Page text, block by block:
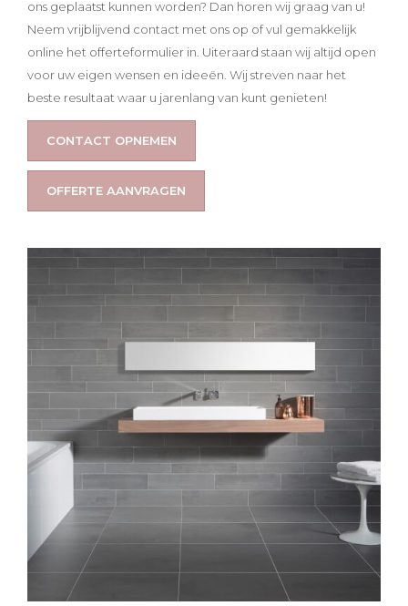
ons geplaatst kunnen worden? Dan horen wij graag van u!
Neem vrijblijvend contact met ons op of vul gemakkelijk
online het offerteformulier in. Uiteraard staan wij altijd open
voor uw eigen wensen en ideeën. Wij streven naar het
beste resultaat waar u jarenlang van kunt genieten!
CONTACT OPNEMEN
OFFERTE AANVRAGEN